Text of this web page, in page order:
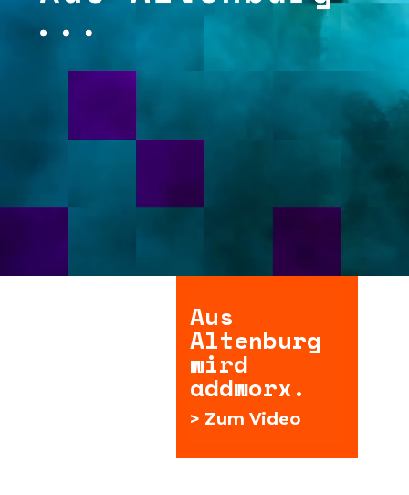
Aus
Altenburg
wird
addworx.
> Zum Video